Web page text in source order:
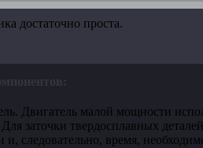
достаточно проста.
Двигатель малой мощности
заточки твердосплавных
и, следовательно, время,